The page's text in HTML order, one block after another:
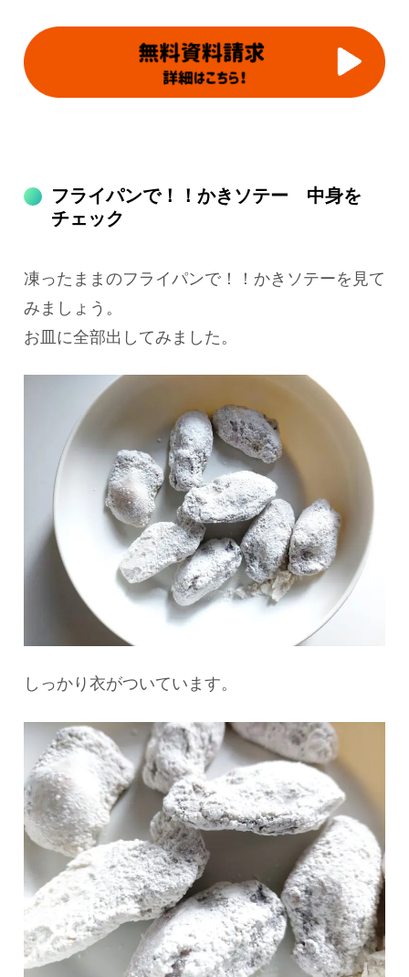
フライパンで！！かきソテー 中身を
チェック
凍ったままのフライパンで！！かきソテーを見て
みましょう。
お皿に全部出してみました。
しっかり衣がついています。